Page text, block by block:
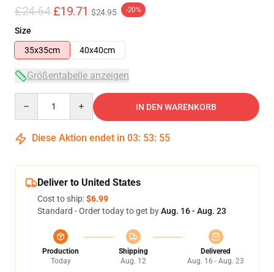
£24.64 £19.71 $24.95 -20%
Size
35x35cm
40x40cm
Größentabelle anzeigen
IN DEN WARENKORB
Diese Aktion endet in 03: 53: 54
Deliver to United States
Cost to ship:$6.99
Standard - Order today to get byAug. 16 - Aug. 23
Production
Today
Shipping
Aug. 12
Delivered
Aug. 16 - Aug. 23